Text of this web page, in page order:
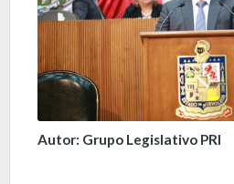
Autor: Grupo Legislativo PRI